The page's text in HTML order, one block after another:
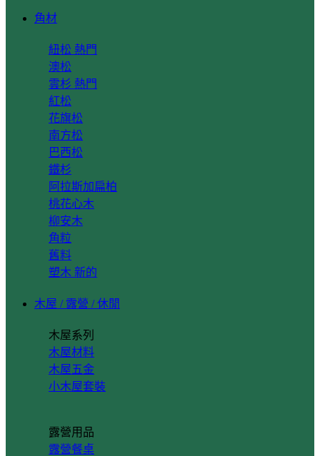
角材
紐松
澳松
雲杉
紅松
花旗松
南方松
巴西松
鐵杉
阿拉斯加扁柏
桃花心木
柳安木
角粒
舊料
塑木
木屋 / 露營 / 休閒
木屋系列
木屋材料
木屋五金
小木屋套裝
露營用品
露營餐桌